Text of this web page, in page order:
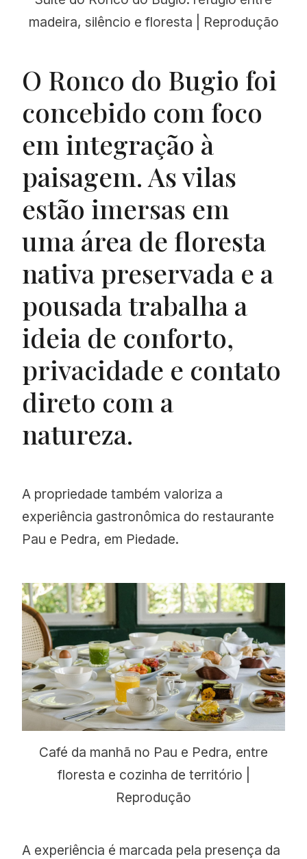
madeira, silêncio e floresta | Reprodução
O Ronco do Bugio foi
concebido com foco
em integração à
paisagem. As vilas
estão imersas em
uma área de floresta
nativa preservada e a
pousada trabalha a
ideia de conforto,
privacidade e contato
direto com a
natureza.
A propriedade também valoriza a
experiência gastronômica do restaurante
Pau e Pedra, em Piedade.
Café da manhã no Pau e Pedra, entre
floresta e cozinha de território |
Reprodução
A experiência é marcada pela presença da